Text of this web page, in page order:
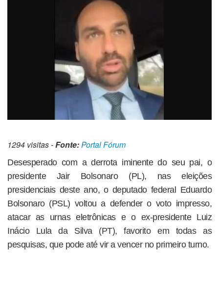
1294 visitas -Fonte:Portal Fórum
Desesperado com a derrota iminente do seu pai, o
presidente Jair Bolsonaro (PL), nas eleições
presidenciais deste ano, o deputado federal Eduardo
Bolsonaro (PSL) voltou a defender o voto impresso,
atacar as urnas eletrônicas e o ex-presidente Luiz
Inácio Lula da Silva (PT), favorito em todas as
pesquisas, que pode até vir a vencer no primeiro turno.